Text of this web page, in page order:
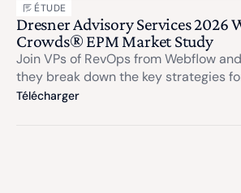
ÉTUDE
Dresner Advisory Services 2026
Crowds® EPM Market Study
Join VPs of RevOps from Webflow
they break down the key strategies
Télécharger